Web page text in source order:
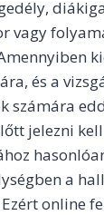
vagy
és a
számára
jelezni
a
online